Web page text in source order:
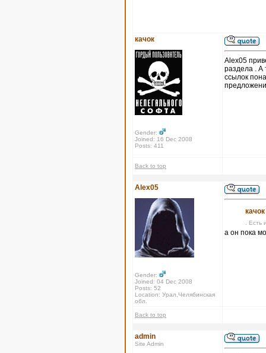
качок
Gender:
Joined: 16 Dec 2008
Posts: 411
Alex05
раздела . А
ссылок
Back to top
Alex05
Gender:
Joined: 04 Dec 2008
Posts: 52
Location: Урал,Челябинская
обл.
.
а он пока
Back to top
admin
Site Admin